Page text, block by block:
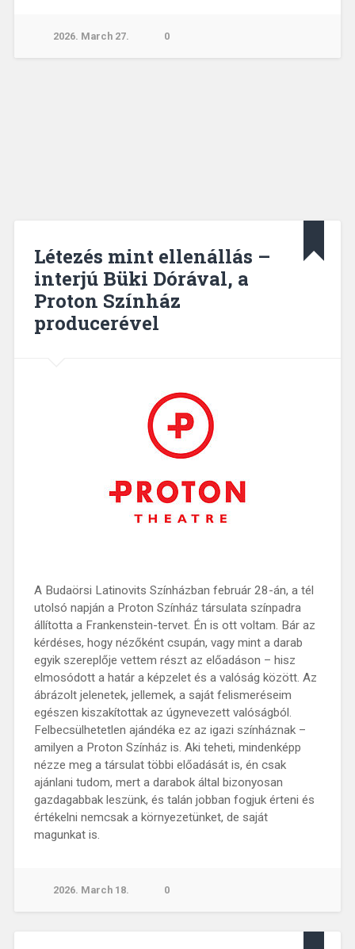
2026. March 27. 0
Létezés mint ellenállás –
interjú Büki Dórával, a
Proton Színház
producerével
A Budaörsi Latinovits Színházban február 28-án, a tél
utolsó napján a Proton Színház társulata színpadra
állította a Frankenstein-tervet. Én is ott voltam. Bár az
kérdéses, hogy nézőként csupán, vagy mint a darab
egyik szereplője vettem részt az előadáson – hisz
elmosódott a határ a képzelet és a valóság között. Az
ábrázolt jelenetek, jellemek, a saját felismeréseim
egészen kiszakítottak az úgynevezett valóságból.
Felbecsülhetetlen ajándéka ez az igazi színháznak –
amilyen a Proton Színház is. Aki teheti, mindenképp
nézze meg a társulat többi előadását is, én csak
ajánlani tudom, mert a darabok által bizonyosan
gazdagabbak leszünk, és talán jobban fogjuk érteni és
értékelni nemcsak a környezetünket, de saját
magunkat is.
2026. March 18. 0